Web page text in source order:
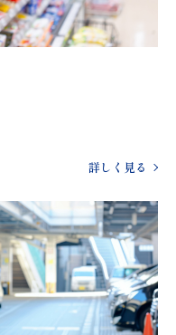
詳しく見る